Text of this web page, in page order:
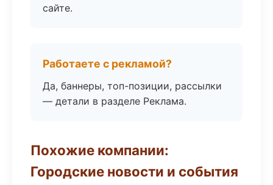
сайте.
Работаете с рекламой?
Да, баннеры, топ-позиции, рассылки
— детали в разделе Реклама.
Похожие компании:
Городские новости и события